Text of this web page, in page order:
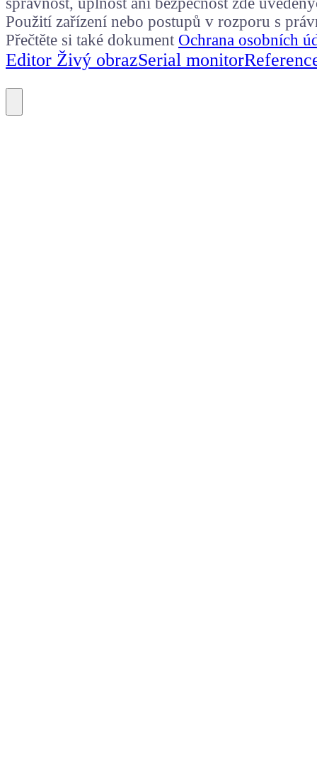
Použití zařízení nebo postupů v rozporu s
Přečtěte si také dokument Ochrana osobních
Editor Živý obrazSerial monitor